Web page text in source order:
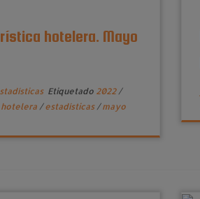
hotelera. Mayo
Etiquetado 2022 /
/estadísticas /mayo